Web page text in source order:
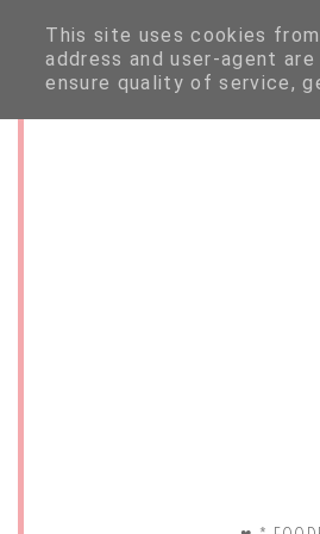
This site uses cookies
address and user-agent
ensure quality of service,